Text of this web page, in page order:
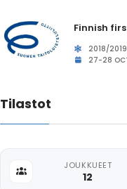
Finnish
2018/2019
27-28
Tilastot
JOUKKUEET
12